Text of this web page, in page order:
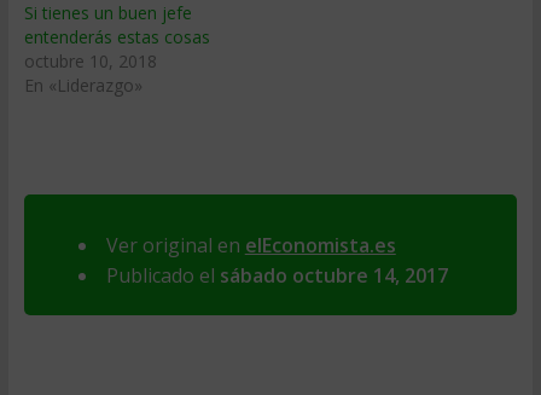
Si tienes un buen jefe
entenderás estas cosas
octubre 10, 2018
En «Liderazgo»
Ver original en elEconomista.es
Publicado el sábado octubre 14, 2017